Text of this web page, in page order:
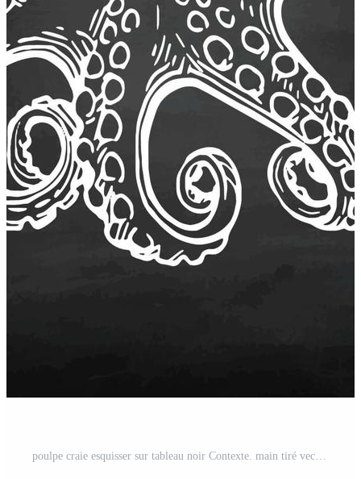
poulpe craie esquisser sur tableau noir Contexte. main tiré vecteur illustration de Fruit de mer. rétro style. Vecteur Pro